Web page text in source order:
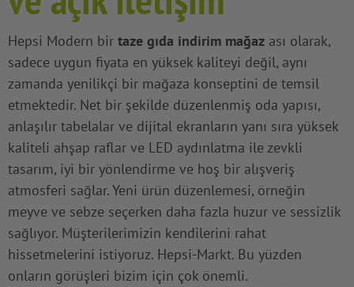
Hepsi Modern bir taze gıda indirim mağaz ası olarak,
sadece uygun fiyata en yüksek kaliteyi değil, aynı
zamanda yenilikçi bir mağaza konseptini de temsil
etmektedir. Net bir şekilde düzenlenmiş oda yapısı,
anlaşılır tabelalar ve dijital ekranların yanı sıra yüksek
kaliteli ahşap raflar ve LED aydınlatma ile zevkli
tasarım, iyi bir yönlendirme ve hoş bir alışveriş
atmosferi sağlar. Yeni ürün düzenlemesi, örneğin
meyve ve sebze seçerken daha fazla huzur ve sessizlik
sağlıyor. Müşterilerimizin kendilerini rahat
hissetmelerini istiyoruz. Hepsi-Markt. Bu yüzden
onların görüşleri bizim için çok önemli.